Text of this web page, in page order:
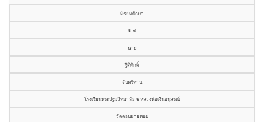
มัธยมศึกษา
ม.๔
นาย
ฐิติศักดิ์
จันทร์ทาน
โรงเรียนพระปฐมวิทยาลัย ๒ หลวงพ่อเงินอนุสรณ์
วัดดอนยายหอม